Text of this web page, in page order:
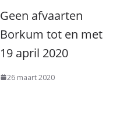
Geen afvaarten
Borkum tot en met
19 april 2020
26 maart 2020